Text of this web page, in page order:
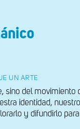
UN ARTE
sino del movimiento
identidad,
y difundirlo